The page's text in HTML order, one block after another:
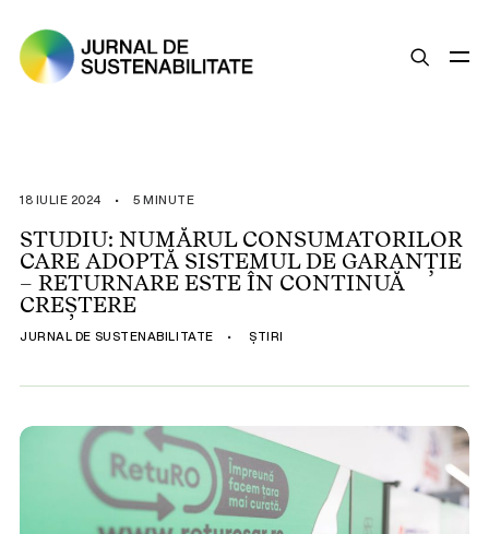
ȘTIRI
OPINII
ESG
LEGISLAȚIE
BUNE PRACTICI
18 IULIE 2024 • 5 MINUTE
STUDIU: NUMĂRUL CONSUMATORILOR
CARE ADOPTĂ SISTEMUL DE GARANȚIE
– RETURNARE ESTE ÎN CONTINUĂ
CREȘTERE
JURNAL DE SUSTENABILITATE • ȘTIRI